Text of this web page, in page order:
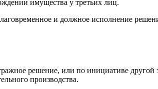
имущества у третьих лиц.
и должное исполнение
решение, или по инициативе другой
производства.